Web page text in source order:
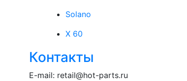
Solano
X 60
Контакты
E-mail: retail@hot-parts.ru